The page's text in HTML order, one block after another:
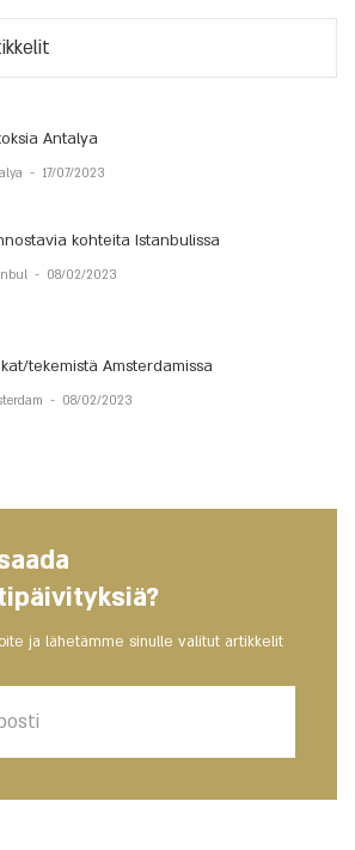
Antalya
- 17/07/2023
kohteita Istanbulissa
- 08/02/2023
tekemistä Amsterdamissa
- 08/02/2023
ja lähetämme sinulle valitut artikkelit